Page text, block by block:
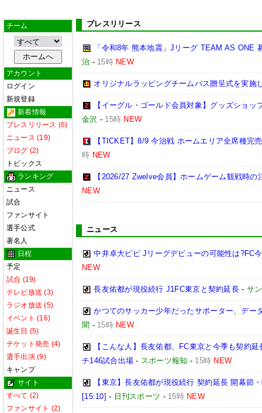
チーム
アカウント
ログイン
新規登録
新着情報
プレスリリース (6)
ニュース (19)
ブログ (2)
トピックス
ランキング
ニュース
試合
ファンサイト
選手公式
著名人
日程
予定
試合 (19)
テレビ放送 (3)
ラジオ放送 (5)
イベント (16)
誕生日 (5)
チケット発売 (4)
選手出演 (9)
キャンプ
サイト
すべて (2)
ファンサイト (2)
プレスリリース
「令和8年 熊本地震」Jリーグ TEAM AS ONE
治 - 15時 NEW
オリジナルラッピングチームバス贈呈式を実施
【イーグル・ゴールド会員対象】グッズショ
金沢 - 15時 NEW
【TICKET】8/9 今治戦 ホームエリア全席種完
時 NEW
【2026/27 Zwelve会員】ホームゲーム観戦時の
NEW
ニュース
中井卓大ピピ Jリーグデビューの可能性は?FC
NEW
長友佑都が現役続行 J1FC東京と契約延長- サ
かつてのサッカー少年だったサポーター、デー
聞 - 15時 NEW
【こんな人】長友佑都、FC東京と今季も契約
チ146試合出場 - スポーツ報知 - 15時 NEW
【東京】長友佑都が現役続行 契約延長 開幕節
[15:10] - 日刊スポーツ - 15時 NEW